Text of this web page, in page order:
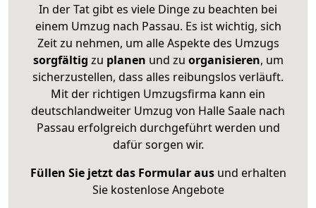
In der Tat gibt es viele Dinge zu beachten bei
einem Umzug nach Passau. Es ist wichtig, sich
Zeit zu nehmen, um alle Aspekte des Umzugs
sorgfältig zu planen und zu organisieren, um
sicherzustellen, dass alles reibungslos verläuft.
Mit der richtigen Umzugsfirma kann ein
deutschlandweiter Umzug von Halle Saale nach
Passau erfolgreich durchgeführt werden und
dafür sorgen wir.
Füllen Sie jetzt das Formular ausund erhalten
Sie kostenlose Angebote